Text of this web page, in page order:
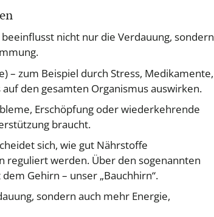
nicht nur die Verdauung, sondern
– zum Beispiel durch Stress, Medikamente,
den gesamten Organismus auswirken.
Erschöpfung oder wiederkehrende
braucht.
sich, wie gut Nährstoffe
reguliert werden. Über den sogenannten
Gehirn – unser „Bauchhirn“.
sondern auch mehr Energie,